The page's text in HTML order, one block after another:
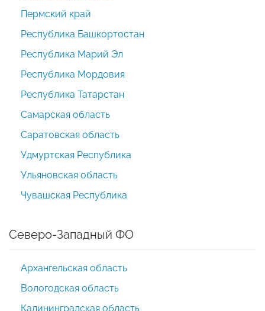
Пермский край
Республика Башкортостан
Республика Марий Эл
Республика Мордовия
Республика Татарстан
Самарская область
Саратовская область
Удмуртская Республика
Ульяновская область
Чувашская Республика
Северо-Западный ФО
Архангельская область
Вологодская область
Калининградская область